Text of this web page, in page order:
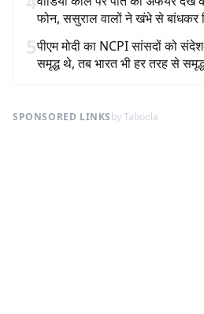
फोन, ससुराल वालों ने खंभे से बांधकर
5पीएम मोदी का NCPI सांसदों को
समृद्ध थे, तब भारत भी हर तरह से
SPONSORED LINKSby Taboola